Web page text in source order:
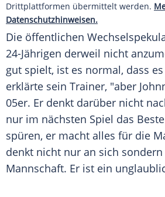
Drittplattformen übermittelt werden.
Datenschutzhinweisen.
Die öffentlichen
24-Jährigen derweil nicht
gut spielt, ist es normal, dass
erklärte sein Trainer, "aber
05er. Er denkt darüber nicht
nur im nächsten Spiel das
spüren, er macht alles für die
denkt nicht nur an sich sondern
Mannschaft. Er ist ein